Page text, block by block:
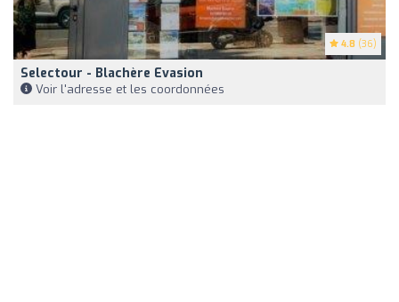
4.8 (36)
Selectour - Blachère Evasion
Voir l'adresse et les coordonnées